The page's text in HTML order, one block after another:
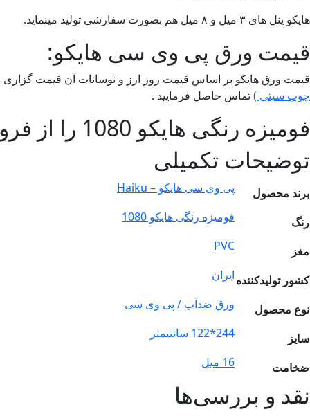
هایکو پنل های ۳ میل و ۸ میل هم بصورت سفارشی تولید مینماید.
قیمت ورق پی وی سی هایکو:
قیمت ورق هایکو بر اساس قیمت روز ارز و نوسانات آن قیمت گزاری
چوب سیتی )تماس حاصل فرمایید .
فومیزه رنگی هایکو 1080 را از فروشگاه
توضیحات تکمیلی
برند محصول پی وی سی هایکو – Haiku
رنگ فومیزه رنگی هایکو 1080
مغز PVC
کشور تولیدکنندهایران
نوع محصول ورق ضدآب / پی وی سی
سایز 244*122 سانتیمتر
ضخامت 16 میل
نقد و بررسی‌ها